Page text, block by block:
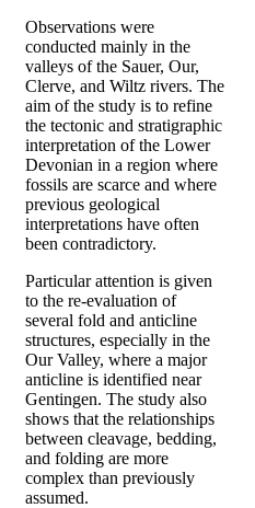
Observations were
conducted mainly in the
valleys of the Sauer, Our,
Clerve, and Wiltz rivers. The
aim of the study is to refine
the tectonic and stratigraphic
interpretation of the Lower
Devonian in a region where
fossils are scarce and where
previous geological
interpretations have often
been contradictory.
Particular attention is given
to the re-evaluation of
several fold and anticline
structures, especially in the
Our Valley, where a major
anticline is identified near
Gentingen. The study also
shows that the relationships
between cleavage, bedding,
and folding are more
complex than previously
assumed.